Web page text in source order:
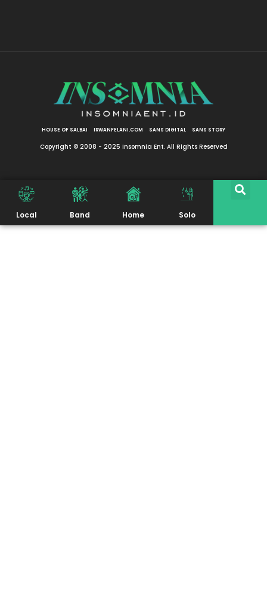
HOUSE OF SALBAI IRWANFELANI.COM SANS DIGITAL SANS STORY
Copyright © 2008 - 2025 Insomnia Ent. All Rights Reserved
Local Band Home Solo